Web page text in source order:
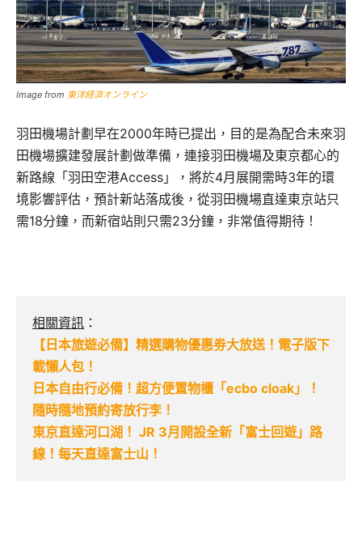
Image from 東洋経済オンライン
羽田機場計劃早在2000年時已提出，目的是為配合未來羽
田機場擴建發展計劃做準備，連接羽田機場及東京都心的
新路線「羽田空港Access」，將於4月展開需時3年的環
境影響評估，預計新站落成後，從羽田機場直達東京站只
需18分鐘，而新宿站則只需23分鐘，非常值得期待！
相關資訊 ：
【日本旅遊必備】精選購物優惠劵大放送！電子版下
載懶人包！
日本自由行必備！超方便置物櫃「ecbo cloak」！
隨時隨地預約寄放行李！
東京直達河口湖！ JR 3月開設全新「富士回遊」路
線！每天直達富士山！